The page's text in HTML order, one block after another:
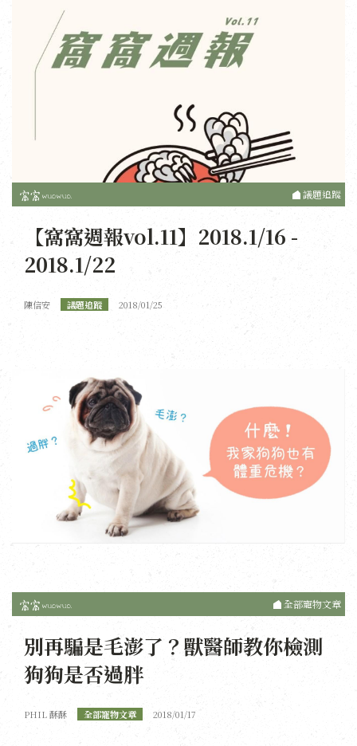
議題追蹤
【窩窩週報vol.11】2018.1/16 -
2018.1/22
陳信安 議題追蹤 2018/01/25
全部寵物文章
別再騙是毛澎了？獸醫師教你檢測
狗狗是否過胖
PHIL 酥酥 全部寵物文章 2018/01/17